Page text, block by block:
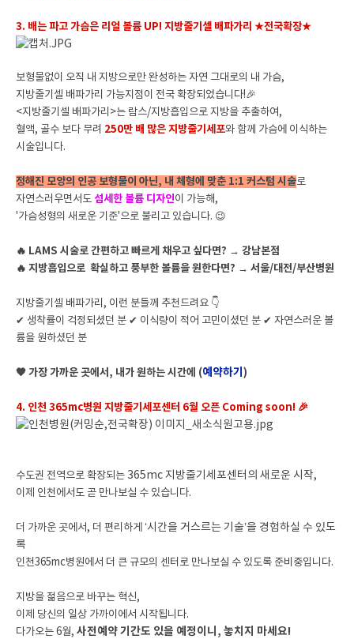
3. 배는 파고 가슴은 리얼 볼륨 UP! 지방줄기셀 배파가리 ★전국확장★
보형물없이 오직 내 지방으로만 완성하는 자연 그대로의 내 가슴,
지방줄기셀 배파가리 가능지점이 전국 확장되었습니다!🎉
<지방줄기셀 배파가리>는 람스/지방흡입으로 지방을 추출하여,
혈액, 골수 보다 무려 250만 배 많은 지방줄기세포와 함께 가슴에 이식하는
시술입니다.
정해진 모양의 인공 보형물이 아닌, 내 체형에 맞춘 1:1 커스텀 시술로
자연스러우면서도 섬세한 볼륨 디자인이 가능해,
'가슴성형의 새로운 기준'으로 불리고 있습니다. 😉
🔥 LAMS 시술로 간편하고 빠르게 채우고 싶다면? → 강남본점
🔥 지방흡입으로 확실하고 풍부한 볼륨을 원한다면? → 서울/대전/부산병원
지방줄기셀 배파가리, 이런 분들께 추천드려요 👇
✔ 생착률이 걱정되셨던 분 ✔ 이식량이 적어 고민이셨던 분 ✔ 자연스러운 볼
륨을 원하셨던 분
🧡 가장 가까운 곳에서, 내가 원하는 시간에 (예약하기 )
4. 인천 365mc병원 지방줄기세포센터 6월 오픈 Coming soon! 🎉
수도권 전역으로 확장되는 365mc 지방줄기세포센터의 새로운 시작,
이제 인천에서도 곧 만나보실 수 있습니다.
더 가까운 곳에서, 더 편리하게 ‘시간을 거스르는 기술’을 경험하실 수 있도
록
인천365mc병원에서 더 큰 규모의 센터로 만나보실 수 있도록 준비중입니다.
지방을 젊음으로 바꾸는 혁신,
이제 당신의 일상 가까이에서 시작됩니다.
다가오는 6월, 사전예약 기간도 있을 예정이니, 놓치지 마세요!